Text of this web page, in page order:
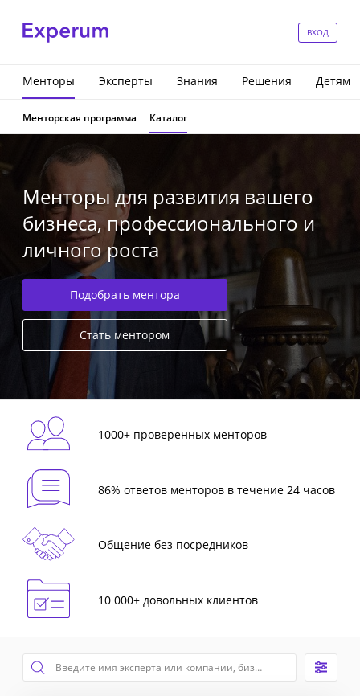
ВХОД
Менторы Эксперты Знания Решения Детям
Менторская программа Каталог
Менторы для развития вашего
бизнеса, профессионального и
личного роста
Подобрать ментора
Стать ментором
1000+ проверенных менторов
86% ответов менторов в течение 24 часов
Общение без посредников
10 000+ довольных клиентов